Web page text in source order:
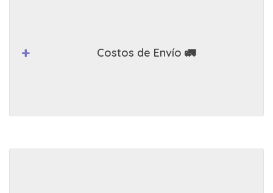
Costos de Envío 🚛